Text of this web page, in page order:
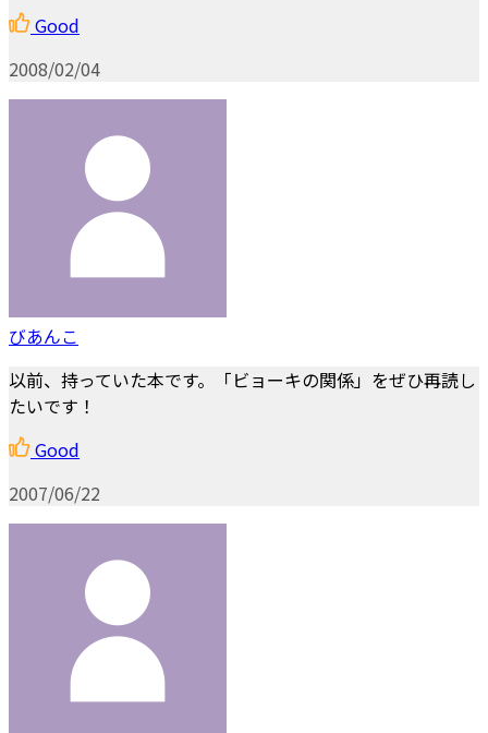
Good
2008/02/04
びあんこ
以前、持っていた本です。「ビョーキの関係」をぜひ再読し
たいです！
Good
2007/06/22